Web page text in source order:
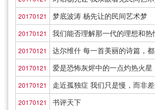
20170121 梦底波涛 杨先让的民间艺术梦
20170121 我们能否理解那一代的理想和热
20170121 达尔维什 每一首美丽的诗篇，
20170121 爱是恐怖灰烬中的一点灼热火星
20170121 走近孤独症 我们只是慢，而非
20170121 书评天下